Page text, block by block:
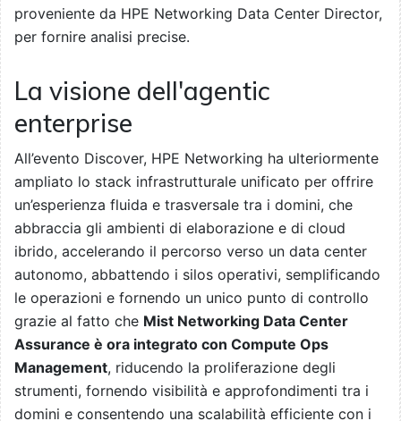
proveniente da HPE Networking Data Center Director,
per fornire analisi precise.
La visione dell'agentic
enterprise
All’evento Discover, HPE Networking ha ulteriormente
ampliato lo stack infrastrutturale unificato per offrire
un’esperienza fluida e trasversale tra i domini, che
abbraccia gli ambienti di elaborazione e di cloud
ibrido, accelerando il percorso verso un data center
autonomo, abbattendo i silos operativi, semplificando
le operazioni e fornendo un unico punto di controllo
grazie al fatto che Mist Networking Data Center
Assurance è ora integrato con Compute Ops
Management, riducendo la proliferazione degli
strumenti, fornendo visibilità e approfondimenti tra i
domini e consentendo una scalabilità efficiente con i